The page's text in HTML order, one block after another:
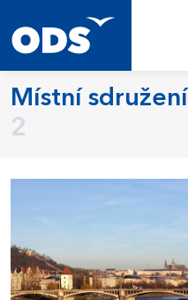
Místní sdružení
2